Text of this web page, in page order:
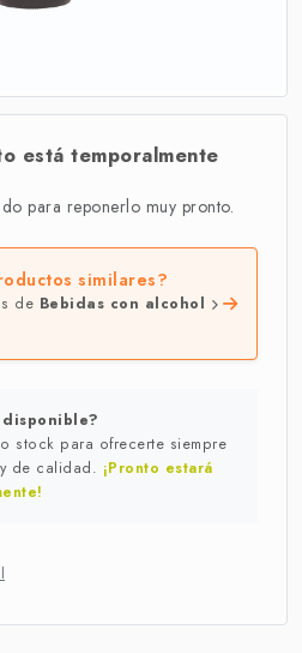
está temporalmente
para reponerlo muy pronto.
similares?
de Bebidas con alcohol
stock para ofrecerte siempre
de calidad. ¡Pronto estará